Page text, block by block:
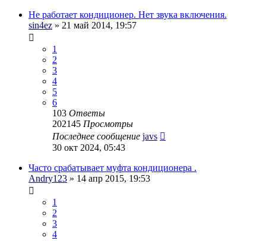
Не работает кондиционер. Нет звука включения.
sin4ez » 21 май 2014, 19:57
1
2
3
4
5
6
103 Ответы
202145 Просмотры
Последнее сообщение javs
30 окт 2024, 05:43
Часто срабатывает муфта кондиционера .
Andry123 » 14 апр 2015, 19:53
1
2
3
4